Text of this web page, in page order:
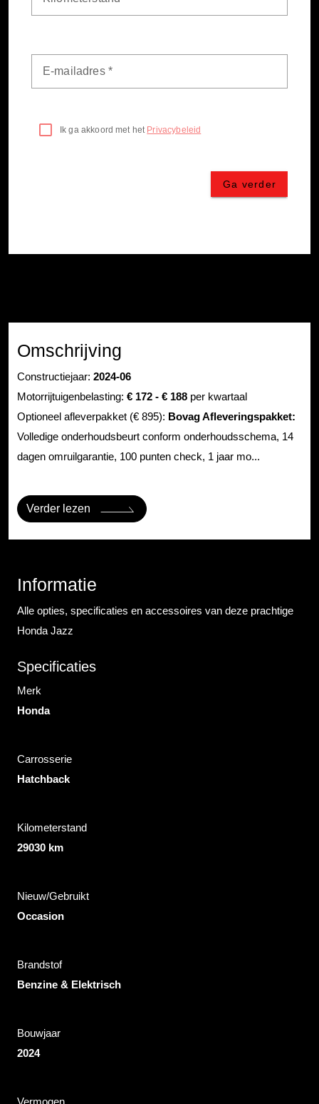
Omschrijving
Constructiejaar: 2024-06
Motorrijtuigenbelasting: € 172 - € 188 per kwartaal
Optioneel afleverpakket (€ 895): Bovag Afleveringspakket:
Volledige onderhoudsbeurt conform onderhoudsschema, 14
dagen omruilgarantie, 100 punten check, 1 jaar mo...
Verder lezen
Informatie
Alle opties, specificaties en accessoires van deze prachtige
Honda Jazz
Specificaties
Merk
Honda
Carrosserie
Hatchback
Kilometerstand
29030 km
Nieuw/Gebruikt
Occasion
Brandstof
Benzine & Elektrisch
Bouwjaar
2024